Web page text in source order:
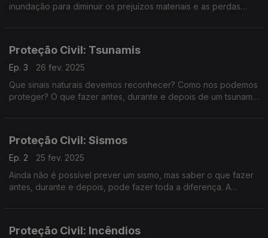
inundação para diminuir os prejuízos materiais e as perdas
Proteção Civil: Tsunamis
Ep. 3
26 fev. 2025
Que sinais naturais devemos reconhecer? Como nos podemos
proteger? O que fazer antes, durante e depois de um tsunami?
Proteção Civil: Sismos
Ep. 2
25 fev. 2025
Ainda não é possível prever um sismo, mas saber o que fazer
antes, durante e depois, pode fazer toda a diferença. A
Proteção Civil: Incêndios